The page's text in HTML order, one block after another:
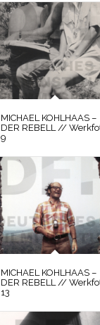
MICHAEL KOHLHAAS –
DER REBELL //
9
MICHAEL KOHLHAAS –
DER REBELL //
13